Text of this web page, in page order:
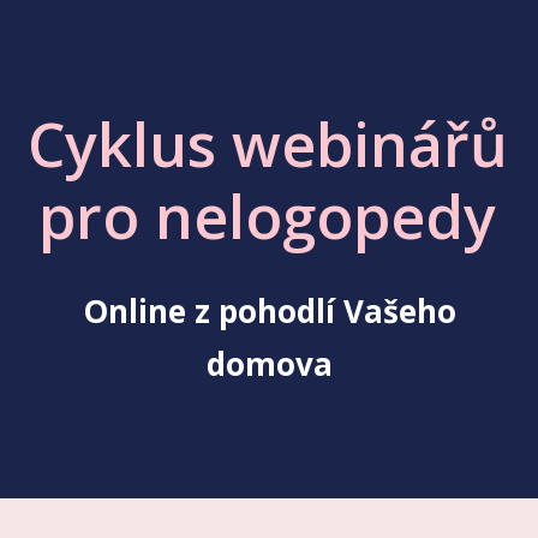
Cyklus webinářů
pro nelogopedy
Online z pohodlí Vašeho
domova